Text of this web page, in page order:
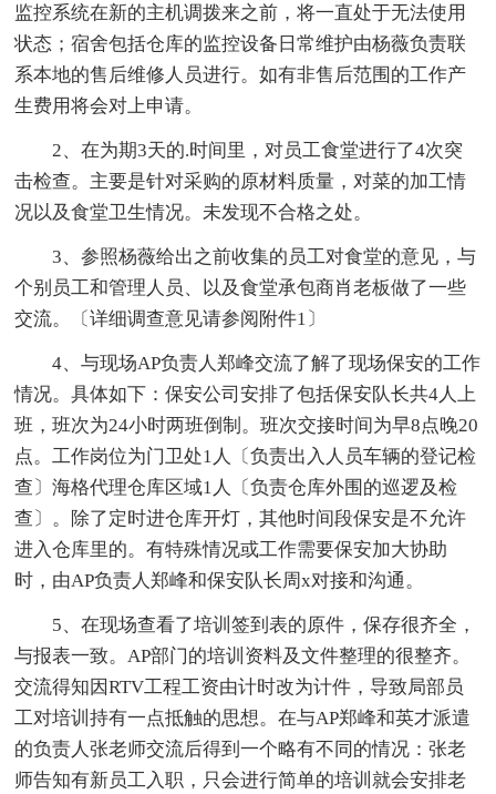
监控系统在新的主机调拨来之前，将一直处于无法使用
状态；宿舍包括仓库的监控设备日常维护由杨薇负责联
系本地的售后维修人员进行。如有非售后范围的工作产
生费用将会对上申请。
2、在为期3天的.时间里，对员工食堂进行了4次突
击检查。主要是针对采购的原材料质量，对菜的加工情
况以及食堂卫生情况。未发现不合格之处。
3、参照杨薇给出之前收集的员工对食堂的意见，与
个别员工和管理人员、以及食堂承包商肖老板做了一些
交流。〔详细调查意见请参阅附件1〕
4、与现场AP负责人郑峰交流了解了现场保安的工作
情况。具体如下：保安公司安排了包括保安队长共4人上
班，班次为24小时两班倒制。班次交接时间为早8点晚20
点。工作岗位为门卫处1人〔负责出入人员车辆的登记检
查〕海格代理仓库区域1人〔负责仓库外围的巡逻及检
查〕。除了定时进仓库开灯，其他时间段保安是不允许
进入仓库里的。有特殊情况或工作需要保安加大协助
时，由AP负责人郑峰和保安队长周x对接和沟通。
5、在现场查看了培训签到表的原件，保存很齐全，
与报表一致。AP部门的培训资料及文件整理的很整齐。
交流得知因RTV工程工资由计时改为计件，导致局部员
工对培训持有一点抵触的思想。在与AP郑峰和英才派遣
的负责人张老师交流后得到一个略有不同的情况：张老
师告知有新员工入职，只会进行简单的培训就会安排老